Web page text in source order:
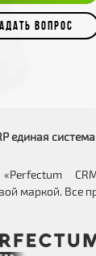
ВОПРОС
единая
маркой. Все